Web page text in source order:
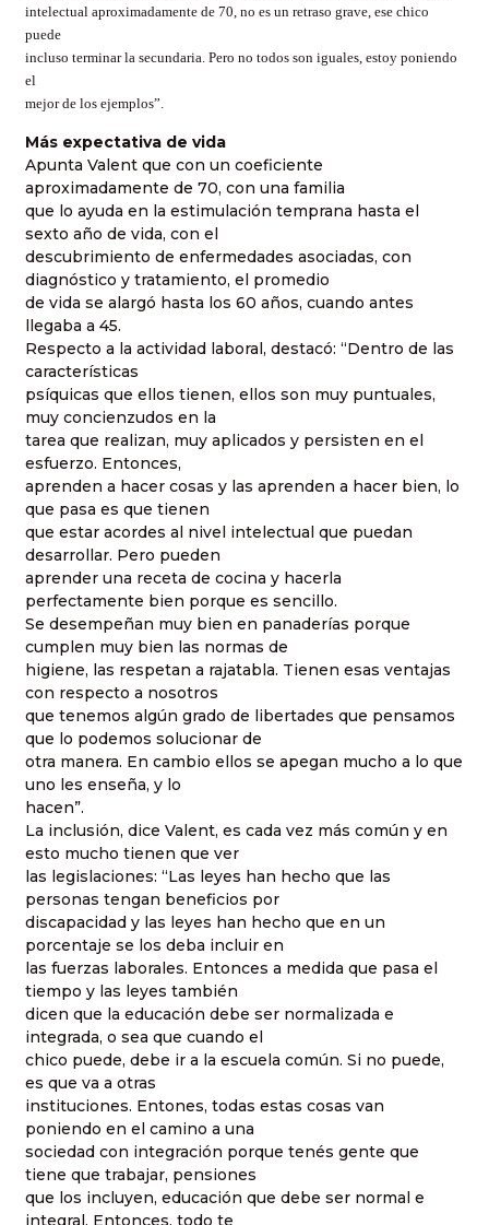
intelectual aproximadamente de 70, no es un retraso grave, ese chico
puede
incluso terminar la secundaria. Pero no todos son iguales, estoy poniendo
el
mejor de los ejemplos”.
Más expectativa de vida
Apunta Valent que con un coeficiente
aproximadamente de 70, con una familia
que lo ayuda en la estimulación temprana hasta el
sexto año de vida, con el
descubrimiento de enfermedades asociadas, con
diagnóstico y tratamiento, el promedio
de vida se alargó hasta los 60 años, cuando antes
llegaba a 45.
Respecto a la actividad laboral, destacó: “Dentro de las
características
psíquicas que ellos tienen, ellos son muy puntuales,
muy concienzudos en la
tarea que realizan, muy aplicados y persisten en el
esfuerzo. Entonces,
aprenden a hacer cosas y las aprenden a hacer bien, lo
que pasa es que tienen
que estar acordes al nivel intelectual que puedan
desarrollar. Pero pueden
aprender una receta de cocina y hacerla
perfectamente bien porque es sencillo.
Se desempeñan muy bien en panaderías porque
cumplen muy bien las normas de
higiene, las respetan a rajatabla. Tienen esas ventajas
con respecto a nosotros
que tenemos algún grado de libertades que pensamos
que lo podemos solucionar de
otra manera. En cambio ellos se apegan mucho a lo que
uno les enseña, y lo
hacen”.
La inclusión, dice Valent, es cada vez más común y en
esto mucho tienen que ver
las legislaciones: “Las leyes han hecho que las
personas tengan beneficios por
discapacidad y las leyes han hecho que en un
porcentaje se los deba incluir en
las fuerzas laborales. Entonces a medida que pasa el
tiempo y las leyes también
dicen que la educación debe ser normalizada e
integrada, o sea que cuando el
chico puede, debe ir a la escuela común. Si no puede,
es que va a otras
instituciones. Entones, todas estas cosas van
poniendo en el camino a una
sociedad con integración porque tenés gente que
tiene que trabajar, pensiones
que los incluyen, educación que debe ser normal e
integral. Entonces, todo te